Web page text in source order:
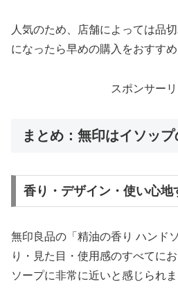
人気のため、店舗によっては品
になったら早めの購入をおすすめ
スポンサー
まとめ：無印はイソッ
香り・デザイン・使い心地
無印良品の「精油の香り ハンド
り・見た目・使用感のすべてに
ソープに非常に近いと感じられま